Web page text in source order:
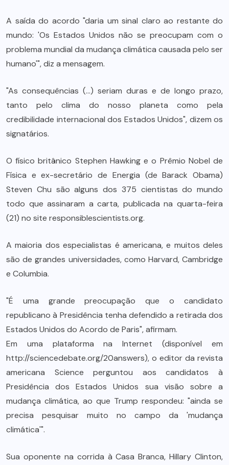
A saída do acordo "daria um sinal claro ao restante do
mundo: 'Os Estados Unidos não se preocupam com o
problema mundial da mudança climática causada pelo ser
humano'", diz a mensagem.
"As consequências (…) seriam duras e de longo prazo,
tanto pelo clima do nosso planeta como pela
credibilidade internacional dos Estados Unidos", dizem os
signatários.
O físico britânico Stephen Hawking e o Prêmio Nobel de
Física e ex-secretário de Energia (de Barack Obama)
Steven Chu são alguns dos 375 cientistas do mundo
todo que assinaram a carta, publicada na quarta-feira
(21) no site responsiblescientists.org.
A maioria dos especialistas é americana, e muitos deles
são de grandes universidades, como Harvard, Cambridge
e Columbia.
"É uma grande preocupação que o candidato
republicano à Presidência tenha defendido a retirada dos
Estados Unidos do Acordo de Paris", afirmam.
Em uma plataforma na Internet (disponível em
http://sciencedebate.org/20answers), o editor da revista
americana Science perguntou aos candidatos à
Presidência dos Estados Unidos sua visão sobre a
mudança climática, ao que Trump respondeu: "ainda se
precisa pesquisar muito no campo da 'mudança
climática'".
Sua oponente na corrida à Casa Branca, Hillary Clinton,